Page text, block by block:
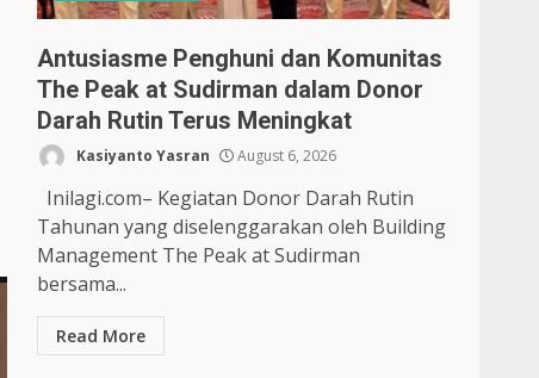
Antusiasme Penghuni dan Komunitas
The Peak at Sudirman dalam Donor
Darah Rutin Terus Meningkat
Kasiyanto Yasran August 6, 2026
Inilagi.com– Kegiatan Donor Darah Rutin
Tahunan yang diselenggarakan oleh Building
Management The Peak at Sudirman
bersama...
Read More